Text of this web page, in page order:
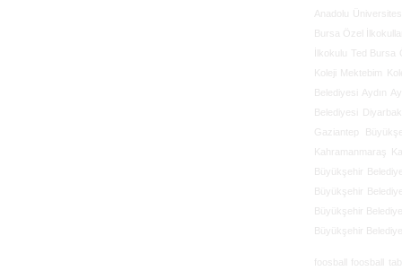
Anadolu
Bursa Özel
İlkokulu
Ted Bursa
Koleji
Mektebim
Belediyesi
Aydın
Belediyesi
Gaziantep
Kahramanmaraş
Büyükşehir
Büyükşehir
Büyükşehir
Büyükşehir
foosball foosball